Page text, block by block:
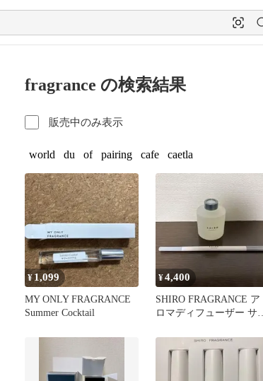
fragrance の検索結果
販売中のみ表示
world du of pairing cafe caetla
¥1,099
MY ONLY FRAGRANCE
Summer Cocktail
¥4,400
SHIRO FRAGRANCE ア
ロマディフューザー サボ